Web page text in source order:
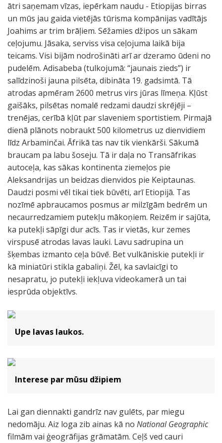
ātri saņemam vīzas, iepērkam naudu - Etiopijas birras
un mūs jau gaida vietējās tūrisma kompānijas vadītājs
Joahims ar trim brāļiem. Sēžamies džipos un sākam
ceļojumu. Jāsaka, serviss visa ceļojuma laikā bija
teicams. Visi bijām nodrošināti arī ar dzeramo ūdeni no
pudelēm. Adisabeba (tulkojumā: “jaunais zieds”) ir
salīdzinoši jauna pilsēta, dibināta 19. gadsimtā. Tā
atrodas apmēram 2600 metrus virs jūras līmeņa. Kļūst
gaišāks, pilsētas nomalē redzami daudzi skrējēji –
trenējas, cerībā kļūt par slaveniem sportistiem. Pirmajā
dienā plānots nobraukt 500 kilometrus uz dienvidiem
līdz Arbaminčai. Āfrikā tas nav tik vienkārši. Sākumā
braucam pa labu šoseju. Tā ir daļa no Transāfrikas
autoceļa, kas sākas kontinenta ziemeļos pie
Aleksandrijas un beidzas dienvidos pie Keiptaunas.
Daudzi posmi vēl tikai tiek būvēti, arī Etiopijā. Tas
nozīmē apbraucamos posmus ar milzīgām bedrēm un
necaurredzamiem putekļu mākoņiem. Reizēm ir sajūta,
ka putekļi sāpīgi dur acīs. Tas ir vietās, kur zemes
virspusē atrodas lavas lauki. Lavu sadrupina un
šķembas izmanto ceļa būvē. Bet vulkāniskie putekļi ir
kā miniatūri stikla gabaliņi. Žēl, ka savlaicīgi to
nesapratu, jo putekļi iekļuva videokamerā un tai
iesprūda objektīvs.
Upe lavas laukos.
Interese par mūsu džipiem
Lai gan diennakti gandrīz nav gulēts, par miegu
nedomāju. Aiz loga zib ainas kā no National Geographic
filmām vai ģeogrāfijas grāmatām. Ceļš ved cauri